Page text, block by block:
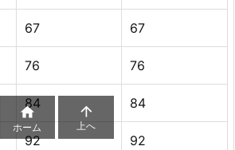
67 67
76 76
84 84
92 92

ホーム

上へ